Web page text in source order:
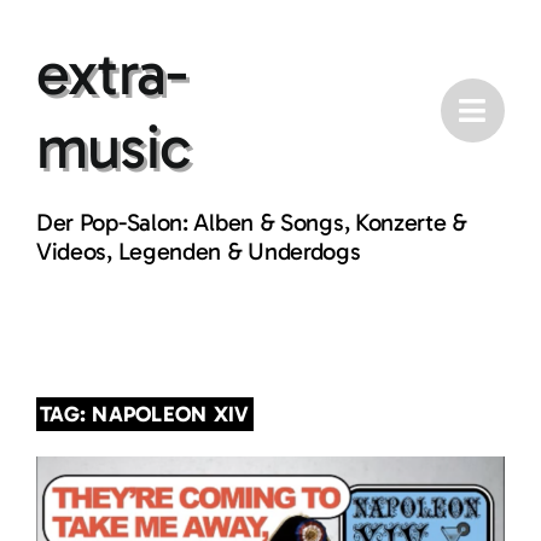
contentextra-
music
Der Pop-Salon: Alben & Songs, Konzerte &
Videos, Legenden & Underdogs
TAG: NAPOLEON XIV